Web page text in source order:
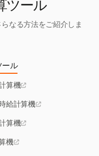
ツール
なる方法をご紹介しま
ール
算機
給計算機
算機
機